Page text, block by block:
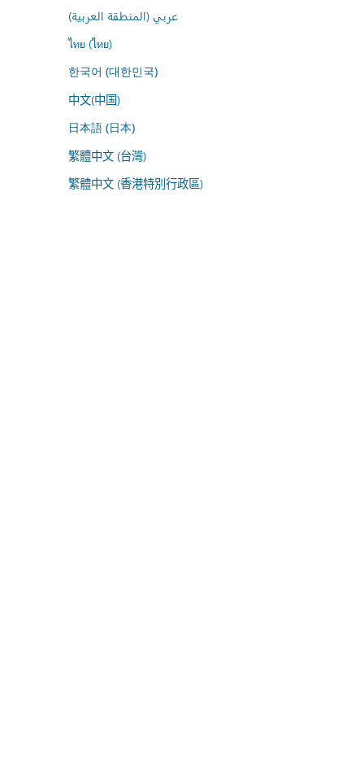
عربي (المنطقة العربية)
ไทย (ไทย)
한국어 (대한민국)
中文(中国)
日本語 (日本)
繁體中文 (台灣)
繁體中文 (香港特別行政區)